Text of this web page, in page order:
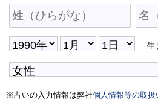
生
※占いの入力情報は弊社個人情報等の取扱